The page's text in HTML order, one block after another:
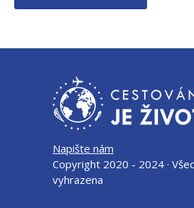
Napište nám
Copyright 2020 - 2024 ·
vyhrazena